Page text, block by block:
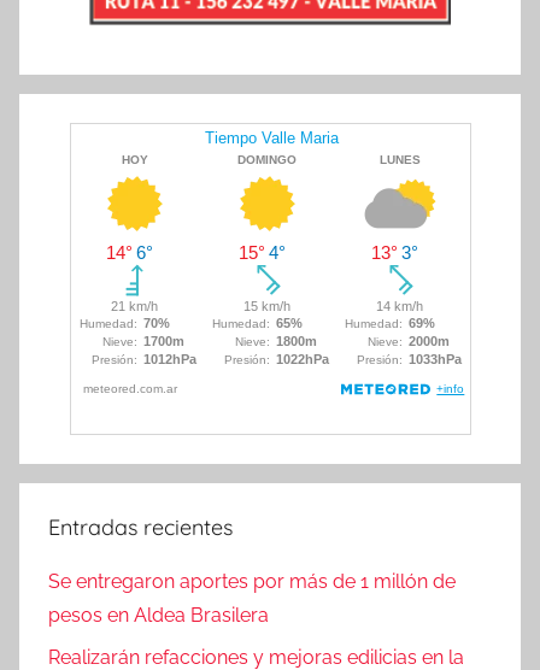
Entradas recientes
Se entregaron aportes por más de 1 millón de
pesos en Aldea Brasilera
Realizarán refacciones y mejoras edilicias en la